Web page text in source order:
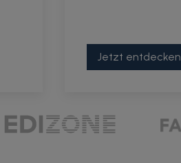
Jetzt entdecken